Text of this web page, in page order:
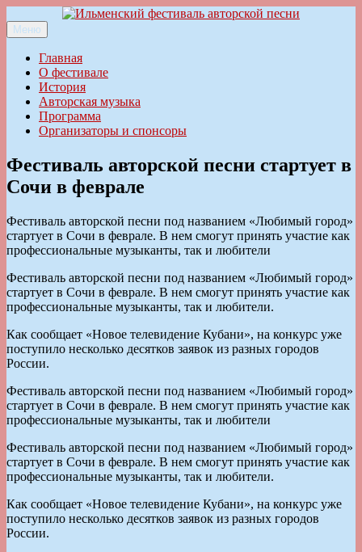
к
содержимому
Ильменский фестиваль авторской песни
Меню
Главная
О фестивале
История
Авторская музыка
Программа
Организаторы и спонсоры
Фестиваль авторской песни стартует в
Сочи в феврале
Фестиваль авторской песни под названием «Любимый город»
стартует в Сочи в феврале. В нем смогут принять участие как
профессиональные музыканты, так и любители
Фестиваль авторской песни под названием «Любимый город»
стартует в Сочи в феврале. В нем смогут принять участие как
профессиональные музыканты, так и любители.
Как сообщает «Новое телевидение Кубани», на конкурс уже
поступило несколько десятков заявок из разных городов
России.
Фестиваль авторской песни под названием «Любимый город»
стартует в Сочи в феврале. В нем смогут принять участие как
профессиональные музыканты, так и любители
Фестиваль авторской песни под названием «Любимый город»
стартует в Сочи в феврале. В нем смогут принять участие как
профессиональные музыканты, так и любители.
Как сообщает «Новое телевидение Кубани», на конкурс уже
поступило несколько десятков заявок из разных городов
России.